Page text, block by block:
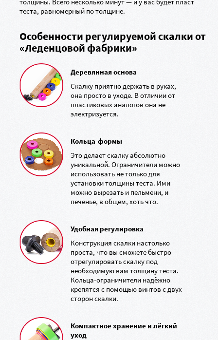
теста, равномерный по толщине.
Особенности регулируемой скалки от
«Леденцовой фабрики»
Деревянная основа
Скалку приятно держать в руках,
она просто в уходе. В отличии от
пластиковых аналогов она не
электризуется.
Кольца-формы
Это делает скалку абсолютно
уникальной. Ограничители можно
использовать не только для
установки толщины теста. Ими
можно вырезать и пельмени, и
печенье, в общем, хоть что.
Удобная регулировка
Конструкция скалки настолько
проста, что вы сможете быстро
отрегулировать скалку под
необходимую вам толщину теста.
Кольца-ограничители надёжно
крепятся с помощью винтов с двух
сторон скалки.
Компактное хранение и лёгкий
уход